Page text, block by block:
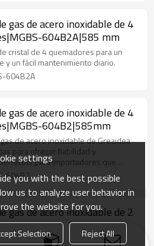
gas de acero inoxidable de 4
604B2A|585 mm
cristal de 4 quemadores para un
y un fácil mantenimiento diario.
604B2A
gas de acero inoxidable de 4
604B2|585mm
de acero inoxidable de Greaidea
para ofrecer fiabilidad y
para importadores que
a largo plazo.
604B2
gas de acero inoxidable de 2
312B6|12 pulgadas
cocción más rápida y eficiente
settings
you with the best possible
us to analyze user behavior in
the website for you.
Selection Reject All